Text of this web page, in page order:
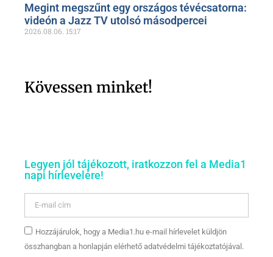
Megint megszűnt egy országos tévécsatorna:
videón a Jazz TV utolsó másodpercei
2026.08.06. 15:17
Kövessen minket!
Legyen jól tájékozott, iratkozzon fel a Media1
napi hírlevelére!
Hozzájárulok, hogy a Media1.hu e-mail hírlevelet küldjön
összhangban a honlapján elérhető adatvédelmi tájékoztatójával.